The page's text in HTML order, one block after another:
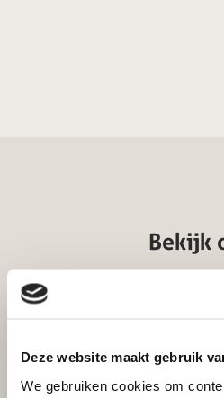
Deze website maakt gebruik
We gebruiken cookies om
Bekijk
Excl. btw